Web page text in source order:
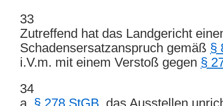
33
Zutreffend hat das Landgericht
Schadensersatzanspruch gemäß §
i.V.m. mit einem Verstoß gegen §
34
a. § 278 StGB , das Ausstellen